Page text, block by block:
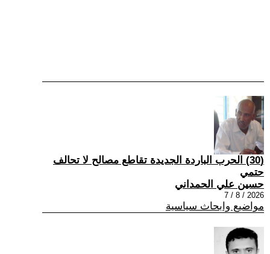
(30) الحرب الباردة الجديدة تقاطع مصالح لا تحالف
حتمي
حسين علي الحمداني
2026 / 8 / 7
مواضيع وابحاث سياسية